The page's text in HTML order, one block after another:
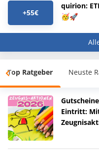
+55€
quirion:
🥳🚀
Top Ratgeber Neuste
Eintritt: